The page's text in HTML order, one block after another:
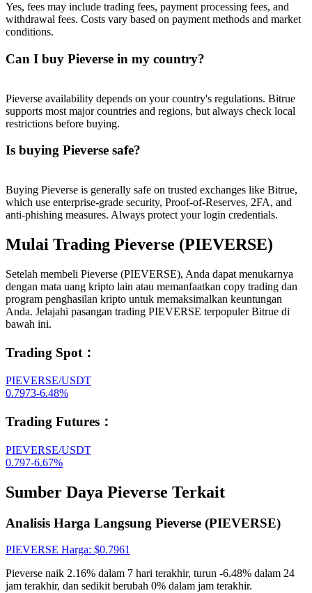
Yes, fees may include trading fees, payment processing fees, and
withdrawal fees. Costs vary based on payment methods and market
conditions.
Can I buy Pieverse in my country?
Pieverse availability depends on your country's regulations. Bitrue
supports most major countries and regions, but always check local
restrictions before buying.
Is buying Pieverse safe?
Buying Pieverse is generally safe on trusted exchanges like Bitrue,
which use enterprise-grade security, Proof-of-Reserves, 2FA, and
anti-phishing measures. Always protect your login credentials.
Mulai Trading Pieverse (PIEVERSE)
Setelah membeli Pieverse (PIEVERSE), Anda dapat menukarnya
dengan mata uang kripto lain atau memanfaatkan copy trading dan
program penghasilan kripto untuk memaksimalkan keuntungan
Anda. Jelajahi pasangan trading PIEVERSE terpopuler Bitrue di
bawah ini.
Trading Spot ：
PIEVERSE/USDT
0.7973-6.48%
Trading Futures ：
PIEVERSE/USDT
0.797-6.67%
Sumber Daya Pieverse Terkait
Analisis Harga Langsung Pieverse (PIEVERSE)
PIEVERSE Harga: $0.7961
Pieverse naik 2.16% dalam 7 hari terakhir, turun -6.48% dalam 24
jam terakhir, dan sedikit berubah 0% dalam jam terakhir.